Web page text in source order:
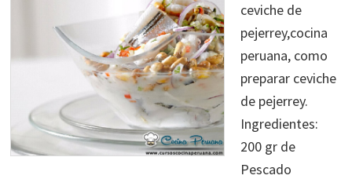
ceviche de
pejerrey,cocina
peruana, como
preparar ceviche
de pejerrey.
Ingredientes:
200 gr de
Pescado